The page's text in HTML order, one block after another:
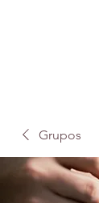
Grupos